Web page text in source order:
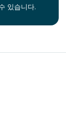
있습니다.